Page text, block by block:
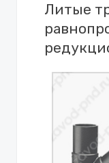
Литые